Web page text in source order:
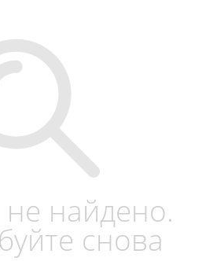
найдено.
снова